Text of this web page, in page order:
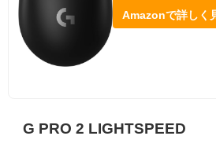
Amazonで詳しく
G PRO 2 LIGHTSPEED